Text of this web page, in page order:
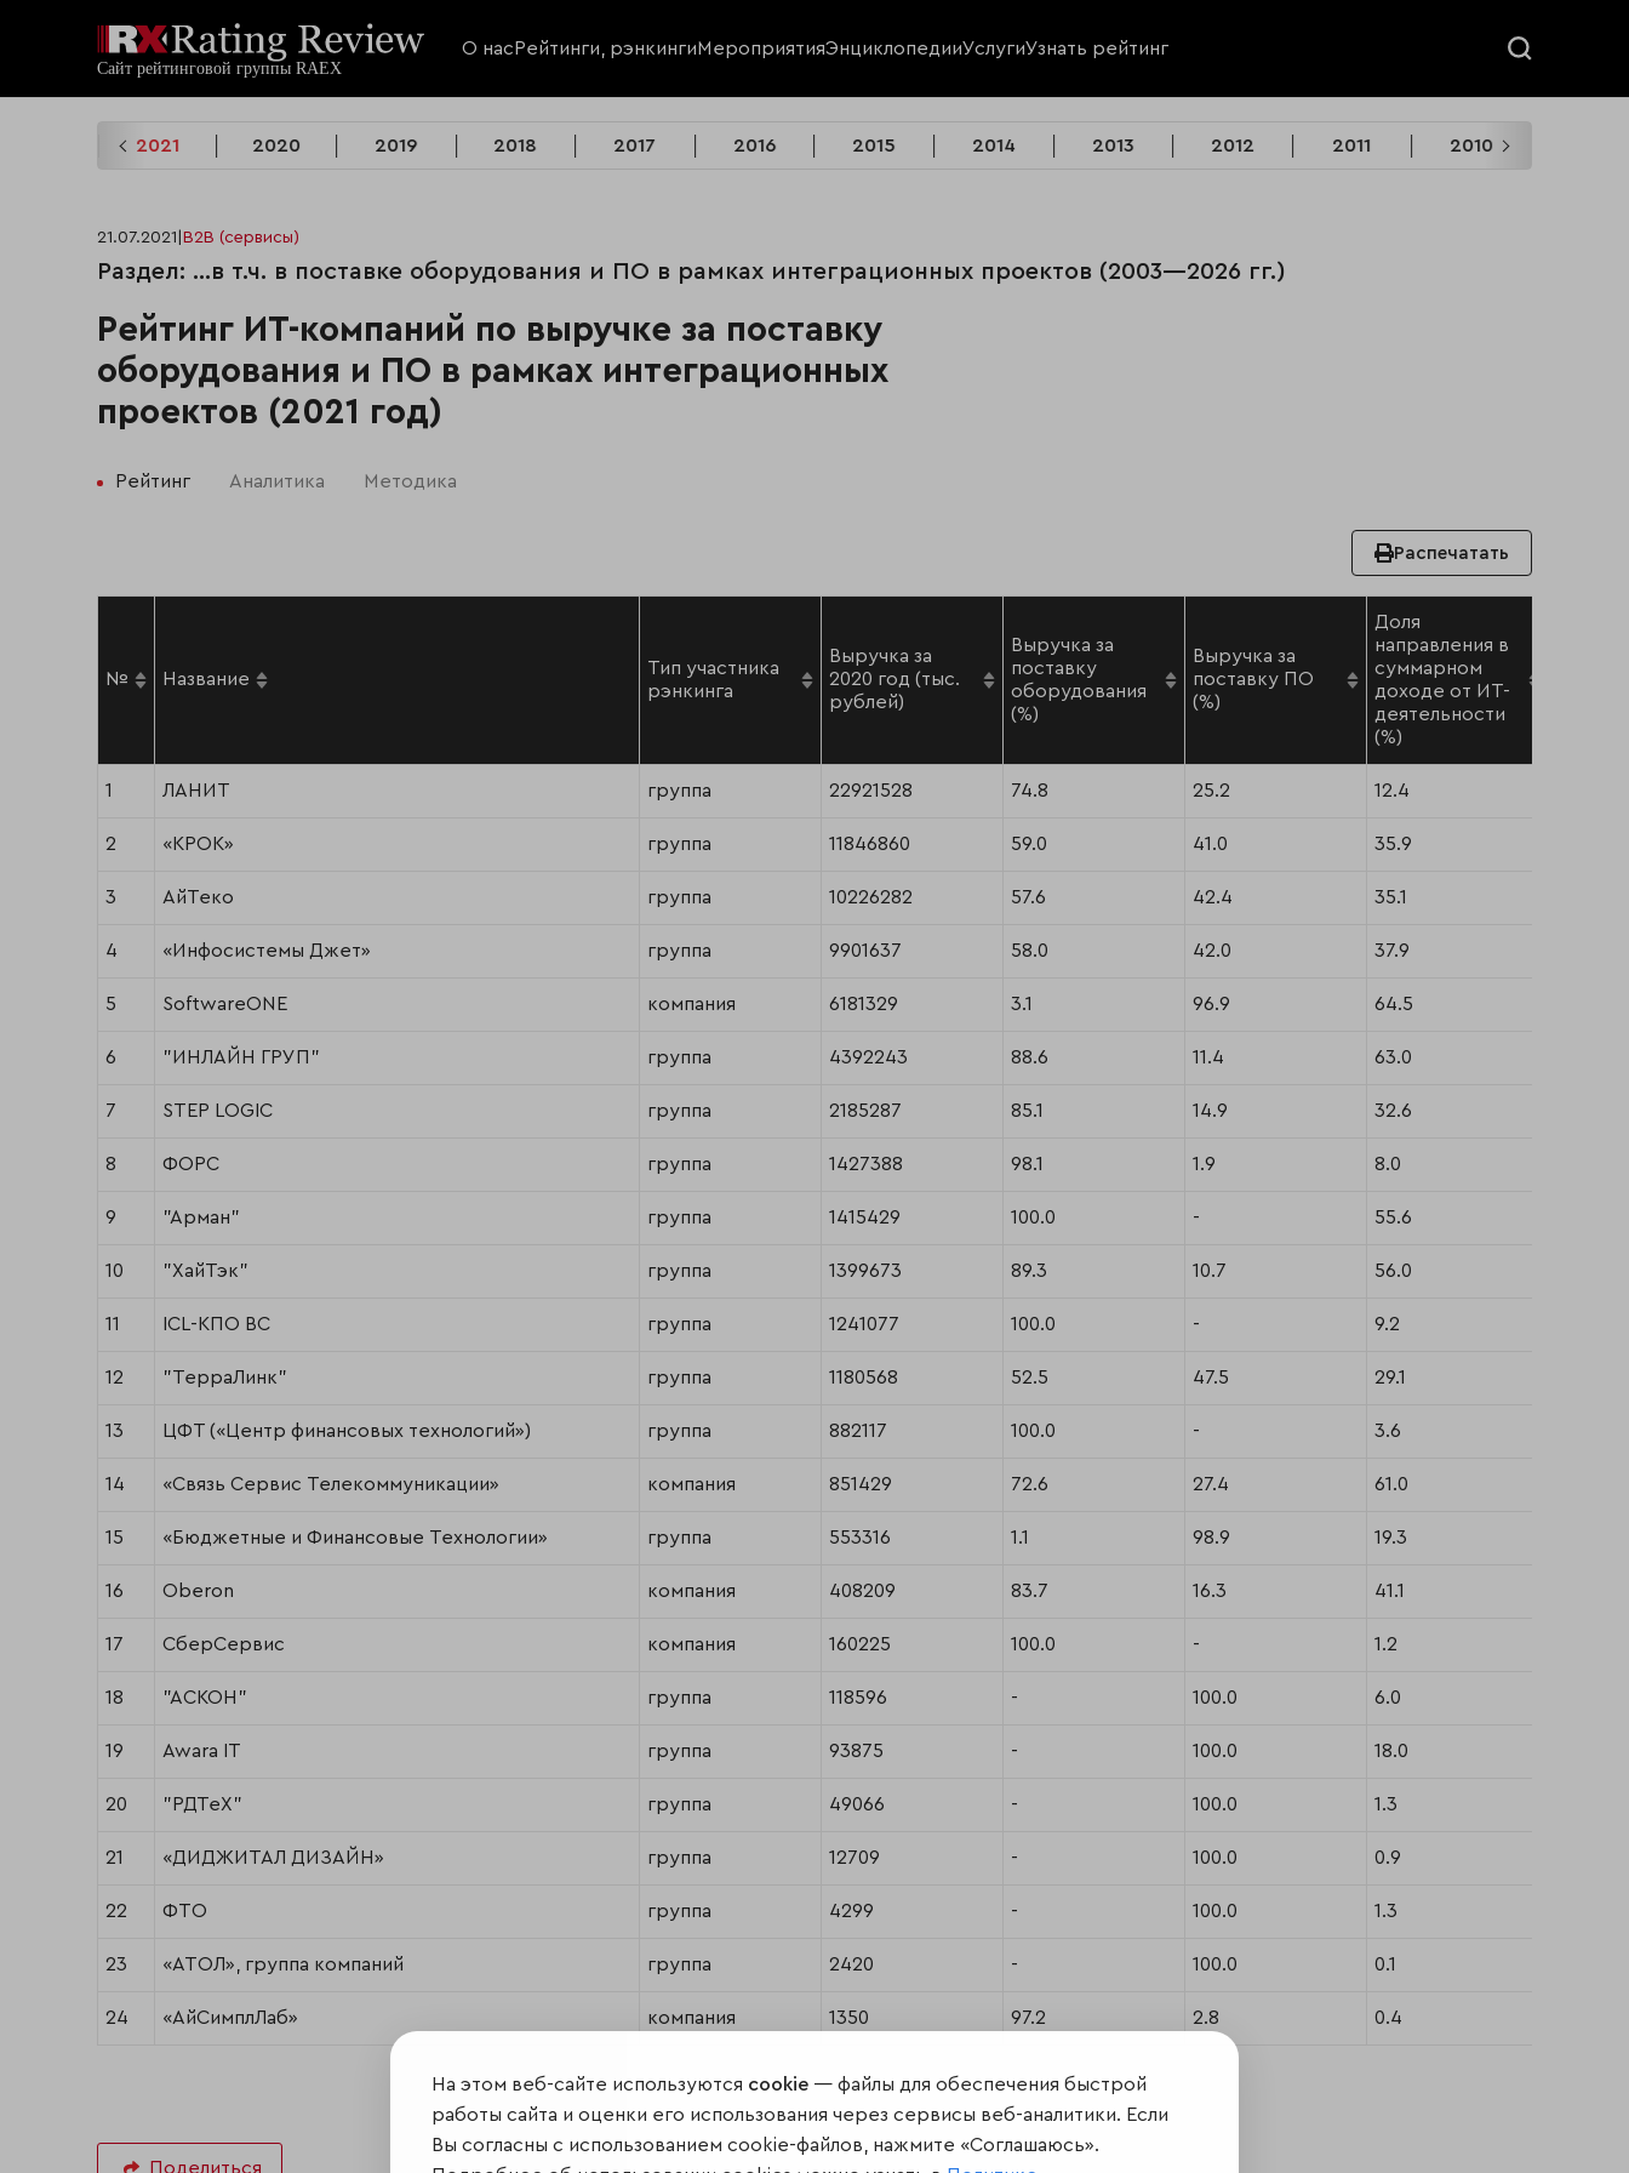
О нас Рейтинги, рэнкингиМероприятияЭнциклопедииУслугиУзнать рейтинг
2021 2020 2019 2018 2017 2016 2015 2014 2013 2012 2011 2010
21.07.2021 B2B (сервисы)
Раздел: …в т.ч. в поставке оборудования и ПО в рамках интеграционных проектов (2003—2026 гг.)
Рейтинг ИТ-компаний по выручке за поставку
оборудования и ПО в рамках интеграционных
проектов (2021 год)
Рейтинг Аналитика Методика
Распечатать
№ Название
Тип участника
рэнкинга
Выручка за
2020 год (тыс.
рублей)
Выручка за
поставку
оборудования
(%)
Выручка за
поставку ПО
(%)
Доля
направления в
суммарном
доходе от ИТ-
деятельности
(%)
1 ЛАНИТ группа 22921528 74.8 25.2 12.4
2 «КРОК» группа 11846860 59.0 41.0 35.9
3 АйТеко группа 10226282 57.6 42.4 35.1
4 «Инфосистемы Джет» группа 9901637 58.0 42.0 37.9
5 SoftwareONE компания 6181329 3.1 96.9 64.5
6 "ИНЛАЙН ГРУП" группа 4392243 88.6 11.4 63.0
7 STEP LOGIC группа 2185287 85.1 14.9 32.6
8 ФОРС группа 1427388 98.1 1.9 8.0
9 "Арман" группа 1415429 100.0 - 55.6
10 "ХайТэк" группа 1399673 89.3 10.7 56.0
11 ICL-КПО ВС группа 1241077 100.0 - 9.2
12 "ТерраЛинк" группа 1180568 52.5 47.5 29.1
13 ЦФТ («Центр финансовых технологий») группа 882117 100.0 - 3.6
14 «Связь Сервис Телекоммуникации» компания 851429 72.6 27.4 61.0
15 «Бюджетные и Финансовые Технологии» группа 553316 1.1 98.9 19.3
16 Oberon компания 408209 83.7 16.3 41.1
17 СберСервис компания 160225 100.0 - 1.2
18 "АСКОН" группа 118596 - 100.0 6.0
19 Awara IT группа 93875 - 100.0 18.0
20 "РДТеХ" группа 49066 - 100.0 1.3
21 «ДИДЖИТАЛ ДИЗАЙН» группа 12709 - 100.0 0.9
22 ФТО группа 4299 - 100.0 1.3
23 «АТОЛ», группа компаний группа 2420 - 100.0 0.1
24 «АйСимплЛаб» компания 1350 97.2 2.8 0.4
Поделиться
На этом веб-сайте используются cookie — файлы для обеспечения быстрой
работы сайта и оценки его использования через сервисы веб-аналитики. Если
Вы согласны с использованием cookie-файлов, нажмите «Соглашаюсь».